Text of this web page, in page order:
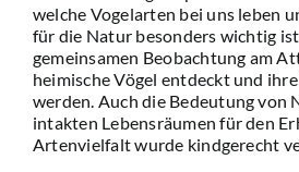
welche Vogelarten bei uns leben
für die Natur besonders wichtig
gemeinsamen Beobachtung am
heimische Vögel entdeckt und
werden. Auch die Bedeutung von
intakten Lebensräumen für den
Artenvielfalt wurde kindgerecht